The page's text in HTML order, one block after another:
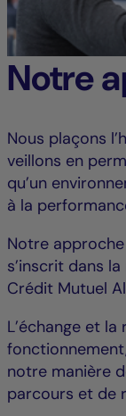
Notre
Nous plaçons
veillons en
qu’un
à la
Notre
s’inscrit dans
Crédit Mutuel
L’échange et
notre manière
parcours et de